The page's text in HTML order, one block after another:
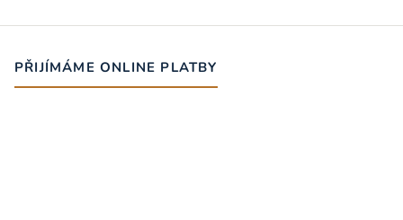
PŘIJÍMÁME ONLINE PLATBY